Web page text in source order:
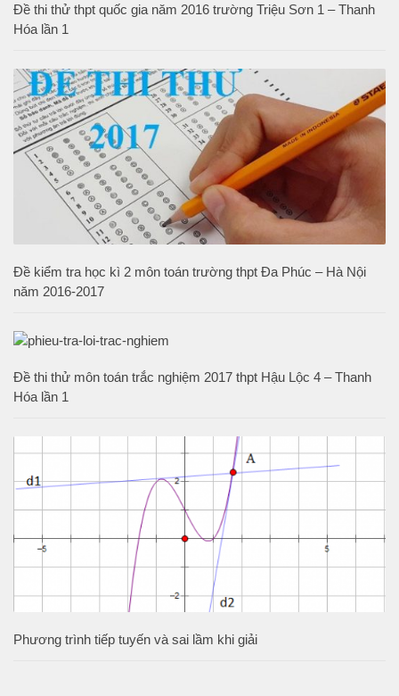
Đề thi thử thpt quốc gia năm 2016 trường Triệu Sơn 1 – Thanh
Hóa lần 1
Đề kiểm tra học kì 2 môn toán trường thpt Đa Phúc – Hà Nội
năm 2016-2017
Đề thi thử môn toán trắc nghiệm 2017 thpt Hậu Lộc 4 – Thanh
Hóa lần 1
Phương trình tiếp tuyến và sai lầm khi giải